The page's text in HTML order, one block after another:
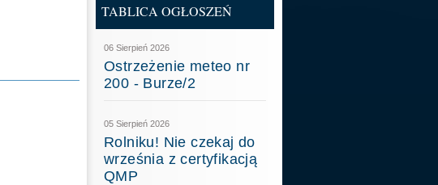
TABLICA OGŁOSZEŃ
06 Sierpień 2026
Ostrzeżenie meteo nr
200 - Burze/2
05 Sierpień 2026
Rolniku! Nie czekaj do
września z certyfikacją
QMP